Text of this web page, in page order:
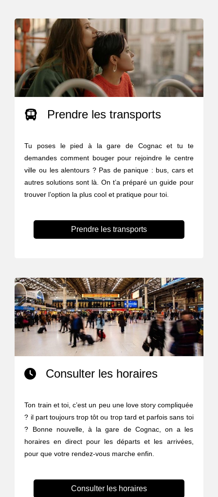
Prendre les transports
Tu poses le pied à la gare de Cognac et tu te
demandes comment bouger pour rejoindre le centre
ville ou les alentours ? Pas de panique : bus, cars et
autres solutions sont là. On t’a préparé un guide pour
trouver l’option la plus cool et pratique pour toi.
Prendre les transports
Consulter les horaires
Ton train et toi, c’est un peu une love story compliquée
? il part toujours trop tôt ou trop tard et parfois sans toi
? Bonne nouvelle, à la gare de Cognac, on a les
horaires en direct pour les départs et les arrivées,
pour que votre rendez-vous marche enfin.
Consulter les horaires